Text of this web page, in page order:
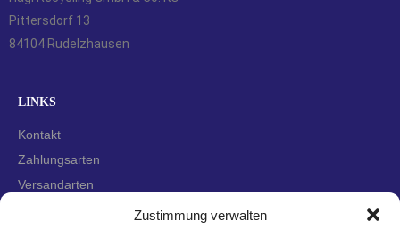
Zustimmung verwalten
Pittersdorf 13
84104 Rudelzhausen
LINKS
Kontakt
Zahlungsarten
Versandarten